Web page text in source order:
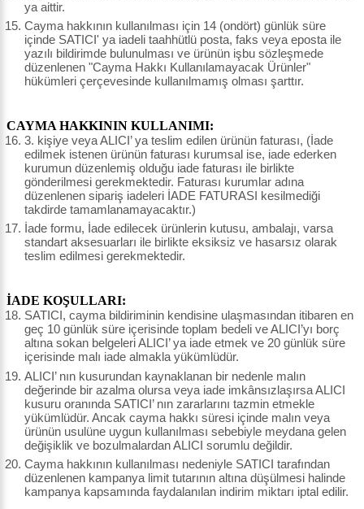
ya aittir.
Cayma hakkının kullanılması için 14 (ondört) günlük süre
içinde SATICI' ya iadeli taahhütlü posta, faks veya eposta ile
yazılı bildirimde bulunulması ve ürünün işbu sözleşmede
düzenlenen "Cayma Hakkı Kullanılamayacak Ürünler"
hükümleri çerçevesinde kullanılmamış olması şarttır.
CAYMA HAKKININ KULLANIMI:
3. kişiye veya ALICI’ ya teslim edilen ürünün faturası, (İade
edilmek istenen ürünün faturası kurumsal ise, iade ederken
kurumun düzenlemiş olduğu iade faturası ile birlikte
gönderilmesi gerekmektedir. Faturası kurumlar adına
düzenlenen sipariş iadeleri İADE FATURASI kesilmediği
takdirde tamamlanamayacaktır.)
İade formu, İade edilecek ürünlerin kutusu, ambalajı, varsa
standart aksesuarları ile birlikte eksiksiz ve hasarsız olarak
teslim edilmesi gerekmektedir.
İADE KOŞULLARI:
SATICI, cayma bildiriminin kendisine ulaşmasından itibaren en
geç 10 günlük süre içerisinde toplam bedeli ve ALICI’yı borç
altına sokan belgeleri ALICI’ ya iade etmek ve 20 günlük süre
içerisinde malı iade almakla yükümlüdür.
ALICI’ nın kusurundan kaynaklanan bir nedenle malın
değerinde bir azalma olursa veya iade imkânsızlaşırsa ALICI
kusuru oranında SATICI’ nın zararlarını tazmin etmekle
yükümlüdür. Ancak cayma hakkı süresi içinde malın veya
ürünün usulüne uygun kullanılması sebebiyle meydana gelen
değişiklik ve bozulmalardan ALICI sorumlu değildir.
Cayma hakkının kullanılması nedeniyle SATICI tarafından
düzenlenen kampanya limit tutarının altına düşülmesi halinde
kampanya kapsamında faydalanılan indirim miktarı iptal edilir.